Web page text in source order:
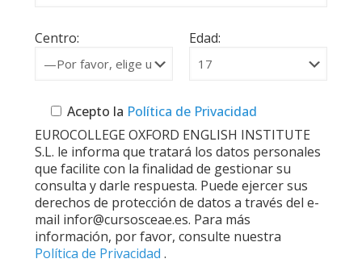
Centro: Edad:
Acepto la Política de Privacidad
EUROCOLLEGE OXFORD ENGLISH INSTITUTE
S.L. le informa que tratará los datos personales
que facilite con la finalidad de gestionar su
consulta y darle respuesta. Puede ejercer sus
derechos de protección de datos a través del e-
mail infor@cursosceae.es. Para más
información, por favor, consulte nuestra
Política de Privacidad .